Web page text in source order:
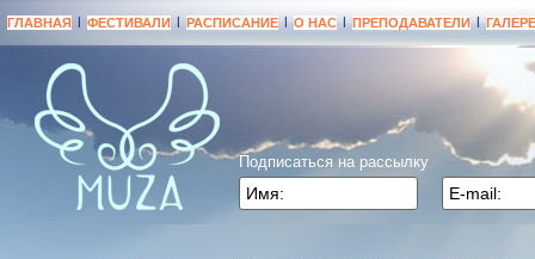
ГЛАВНАЯ | ФЕСТИВАЛИ | РАСПИСАНИЕ | О НАС | ПРЕПОДАВАТЕЛИ |
Подписаться на рассылку